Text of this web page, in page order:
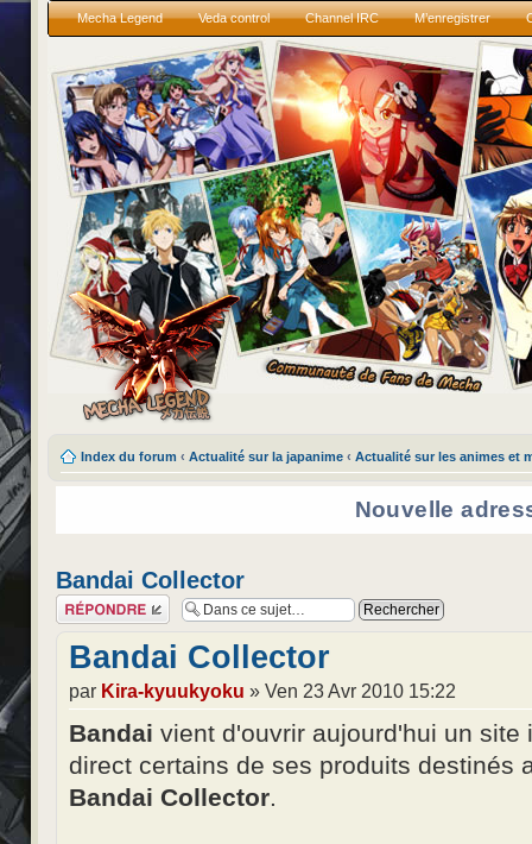
Mecha Legend Veda control Channel IRC M’enregistrer
Index du forum ‹ Actualité sur la japanime ‹ Actualité sur les animes et
Nouvelle
Bandai Collector
Répondre
Bandai Collector
par Kira-kyuukyoku » Ven 23 Avr 2010 15:22
Bandai vient d'ouvrir aujourd'hui un site
direct certains de ses produits destinés
Bandai Collector.